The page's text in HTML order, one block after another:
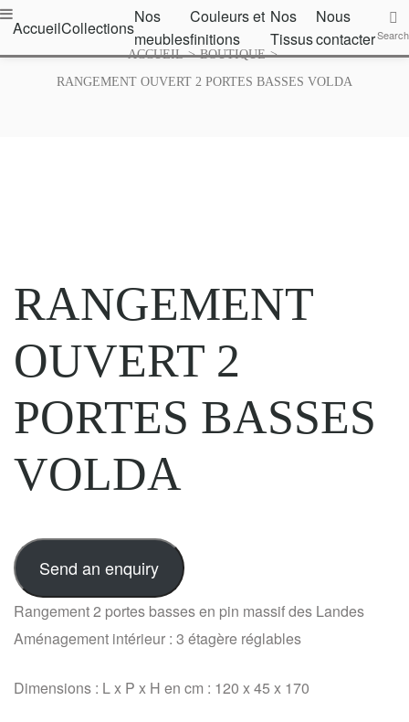
AccueilCollections
Nos
meubles
Couleurs et
finitions
Nos
Tissus
Nous
contacterSearch
ACCUEIL > BOUTIQUE >
RANGEMENT OUVERT 2 PORTES BASSES VOLDA
RANGEMENT
OUVERT 2
PORTES BASSES
VOLDA
Send an enquiry
Rangement 2 portes basses en pin massif des Landes
Aménagement intérieur : 3 étagère réglables
Dimensions : L x P x H en cm : 120 x 45 x 170
Nos
Tissus
Nous
contacterSearch